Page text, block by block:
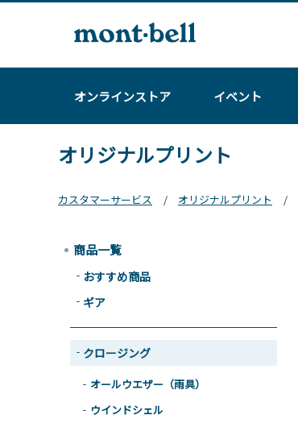
オンラインストア イベント
オリジナルプリント
カスタマーサービス
オリジナルプリント
商品一覧
おすすめ商品
ギア
クロージング
オールウエザー（雨具）
ウインドシェル